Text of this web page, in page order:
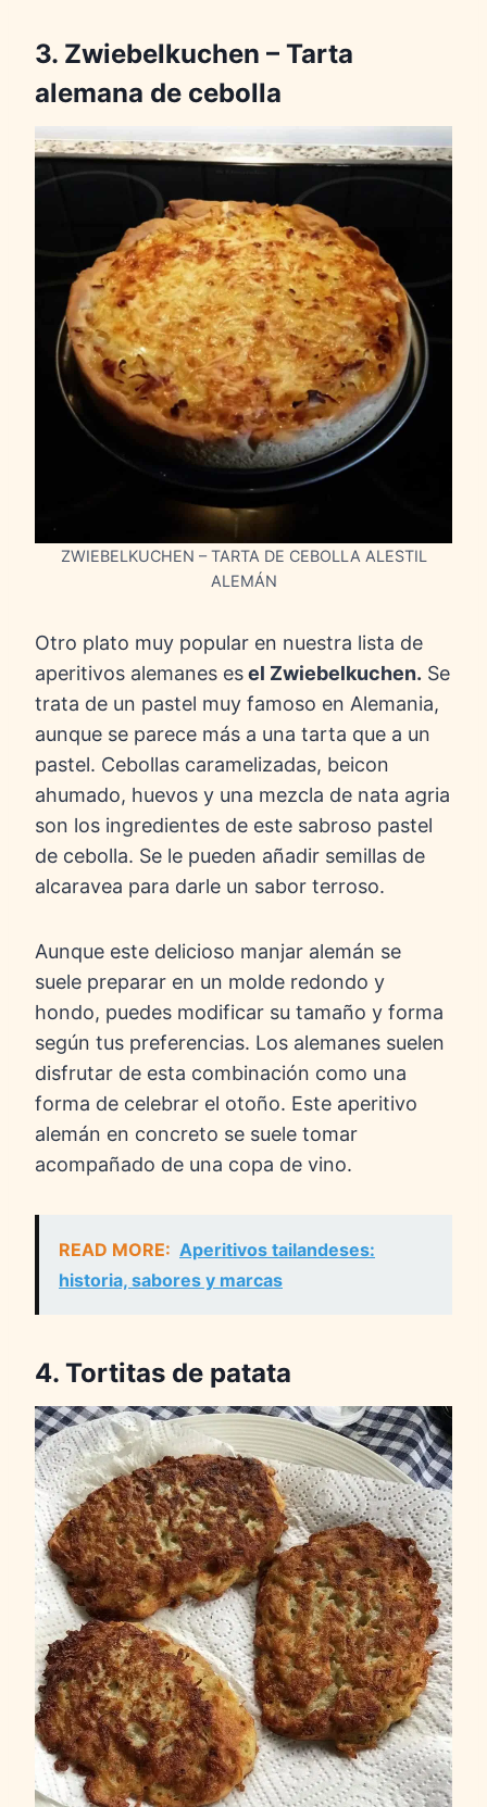
3. Zwiebelkuchen – Tarta
alemana de cebolla
ZWIEBELKUCHEN – TARTA DE CEBOLLA ALESTIL
ALEMÁN
Otro plato muy popular en nuestra lista de
aperitivos alemanes esel Zwiebelkuchen. Se
trata de un pastel muy famoso en Alemania,
aunque se parece más a una tarta que a un
pastel. Cebollas caramelizadas, beicon
ahumado, huevos y una mezcla de nata agria
son los ingredientes de este sabroso pastel
de cebolla. Se le pueden añadir semillas de
alcaravea para darle un sabor terroso.
Aunque este delicioso manjar alemán se
suele preparar en un molde redondo y
hondo, puedes modificar su tamaño y forma
según tus preferencias. Los alemanes suelen
disfrutar de esta combinación como una
forma de celebrar el otoño. Este aperitivo
alemán en concreto se suele tomar
acompañado de una copa de vino.
READ MORE: Aperitivos tailandeses:
historia, sabores y marcas
4. Tortitas de patata